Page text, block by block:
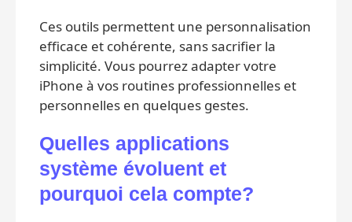
Ces outils permettent une personnalisation
efficace et cohérente, sans sacrifier la
simplicité. Vous pourrez adapter votre
iPhone à vos routines professionnelles et
personnelles en quelques gestes.
Quelles applications
système évoluent et
pourquoi cela compte?